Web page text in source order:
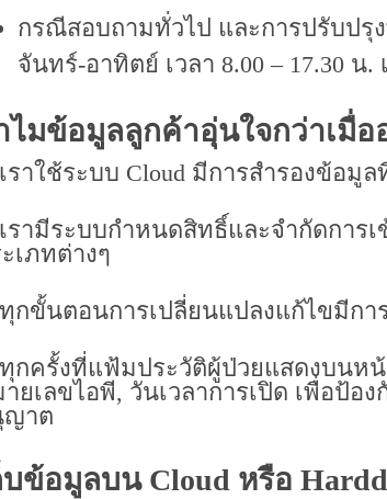
กรณีสอบถามทั่วไป และการปรับปรุง
จันทร์-อาทิตย์ เวลา 8.00 – 17.30 น
ไมข้อมูลลูกค้าอุ่นใจกว่าเมื่อ
ราใช้ระบบ Cloud มีการสำรองข้อมู
รามีระบบกำหนดสิทธิ์และจำกัดการ
เภทต่างๆ
กขั้นตอนการเปลี่ยนแปลงแก้ไขมีกา
กครั้งที่แฟ้มประวัติผู้ป่วยแสดงบนห
ยเลขไอพี, วันเวลาการเปิด เพื่อป้อ
ญาต
บข้อมูลบน Cloud หรือ